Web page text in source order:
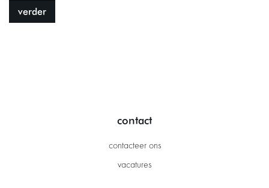
verder
contact
contacteer ons
vacatures